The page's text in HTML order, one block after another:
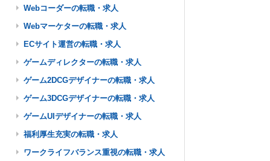
Webコーダーの転職・求人
Webマーケターの転職・求人
ECサイト運営の転職・求人
ゲームディレクターの転職・求人
ゲーム2DCGデザイナーの転職・求人
ゲーム3DCGデザイナーの転職・求人
ゲームUIデザイナーの転職・求人
福利厚生充実の転職・求人
ワークライフバランス重視の転職・求人